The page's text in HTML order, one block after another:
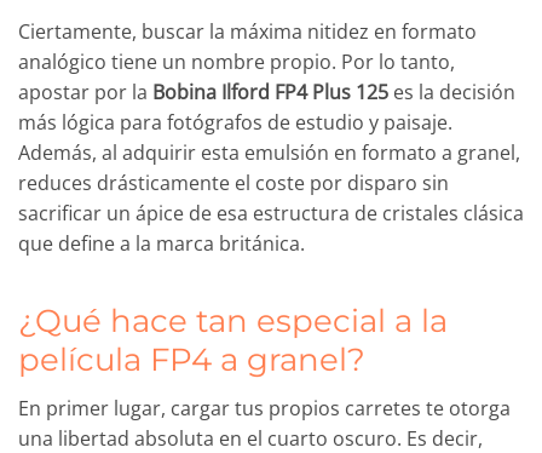
Ciertamente, buscar la máxima nitidez en formato
analógico tiene un nombre propio. Por lo tanto,
apostar por la Bobina Ilford FP4 Plus 125 es la decisión
más lógica para fotógrafos de estudio y paisaje.
Además, al adquirir esta emulsión en formato a granel,
reduces drásticamente el coste por disparo sin
sacrificar un ápice de esa estructura de cristales clásica
que define a la marca británica.
¿Qué hace tan especial a la
película FP4 a granel?
En primer lugar, cargar tus propios carretes te otorga
una libertad absoluta en el cuarto oscuro. Es decir,